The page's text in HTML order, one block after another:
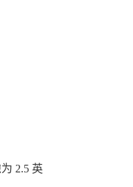
2.5 英